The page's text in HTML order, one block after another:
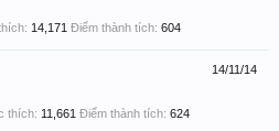
14,171 Điểm thành tích: 604
14/11/14
thích: 11,661 Điểm thành tích: 624